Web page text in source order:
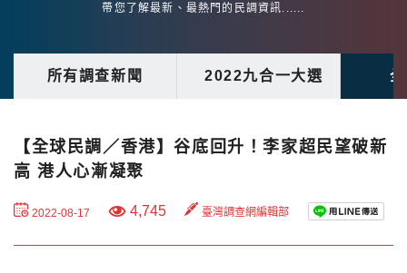
帶您了解最新、最熱門的民調資訊......
所有調查新聞 2022九合一大選
【全球民調／香港】谷底回升！李家超民望破新
高 港人心漸凝聚
2022-08-17 4,745 臺灣調查網編輯部